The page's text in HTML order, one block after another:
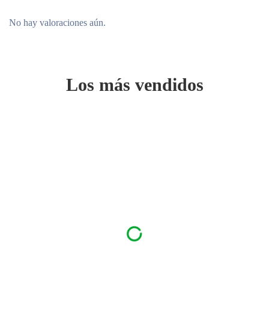
No hay valoraciones aún.
Los más vendidos